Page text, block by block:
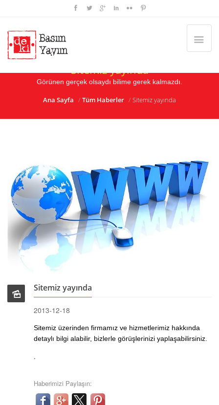
Sitemiz yayında
Görünen gerçek olsaydı bilime gerek kalmazdı.
Ana Sayfa Tüm Haberler Sitemiz yayında
Sitemiz yayında
2013-12-18
Sitemiz üzerinden firmamız ve hizmetlerimiz hakkında
detaylı bilgi alabilir, bizlerle görüşlerinizi yaplaşabilirsiniz.
.
Haberimizi Paylaşın: